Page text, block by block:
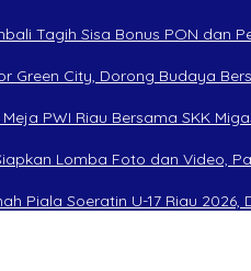
Tagih Sisa Bonus PON dan
Green City, Dorong Budaya
PWI Riau Bersama SKK
Lomba Foto dan Video,
Piala Soeratin U-17 Riau 2026,